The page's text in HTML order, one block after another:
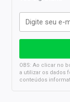
OBS: Ao clicar no
a utilizar os dados
conteúdos